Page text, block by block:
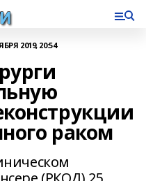
2019, 20:54
раком